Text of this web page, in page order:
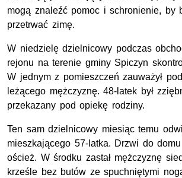
mogą znaleźć pomoc i schronienie, by
przetrwać zimę.
W niedzielę dzielnicowy podczas
rejonu na terenie gminy Spiczyn
W jednym z pomieszczeń zauważył
leżącego mężczyznę. 48-latek był
przekazany pod opiekę rodziny.
Ten sam dzielnicowy miesiąc temu
mieszkającego 57-latka. Drzwi do
oścież. W środku zastał mężczyznę
krześle bez butów ze spuchniętymi